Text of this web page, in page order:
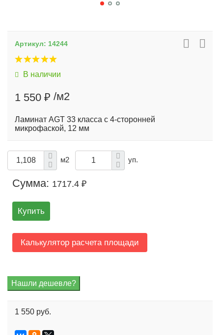
Артикул: 14244
В наличии
1 550 ₽ /м2
Ламинат AGT 33 класса с 4-сторонней
микрофаской, 12 мм
м2 уп.
Сумма: 1717.4 ₽
Купить
Калькулятор расчета площади
1 550 руб.